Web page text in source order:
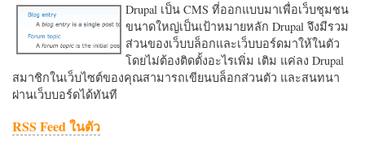
Drupal เป็น CMS ที่ออกแบบมาเพื่อเว็บชุมชน
ขนาดใหญ่เป็นเป้าหมายหลัก Drupal จึงมีรวม
ส่วนของเว็บบล็อกและเว็บบอร์ดมาให้ในตัว
โดยไม่ต้องติดตั้งอะไรเพิ่ม เติม แค่ลง Drupal
สมาชิกในเว็บไซต์ของคุณสามารถเขียนบล็อกส่วนตัว และสนทนา
ผ่านเว็บบอร์ดได้ทันที
RSS Feed ในตัว